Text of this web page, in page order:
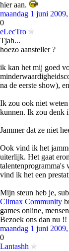
hier aan.
maandag 1 juni
0
eLecTro
Tjah...
hoezo aansteller ?
ik kan het mij goed
na de eerste show),
Ik zou ook niet
kunnen. Ik zou denk
Jammer dat ze niet
Ook vind ik het
uiterlijk. Het gaat
talentenprogramma's
vind ik het een
Mijn steun heb je,
Climax Community
games online,
Bezoek ons dan nu !!
maandag 1 juni
0
Lantashh